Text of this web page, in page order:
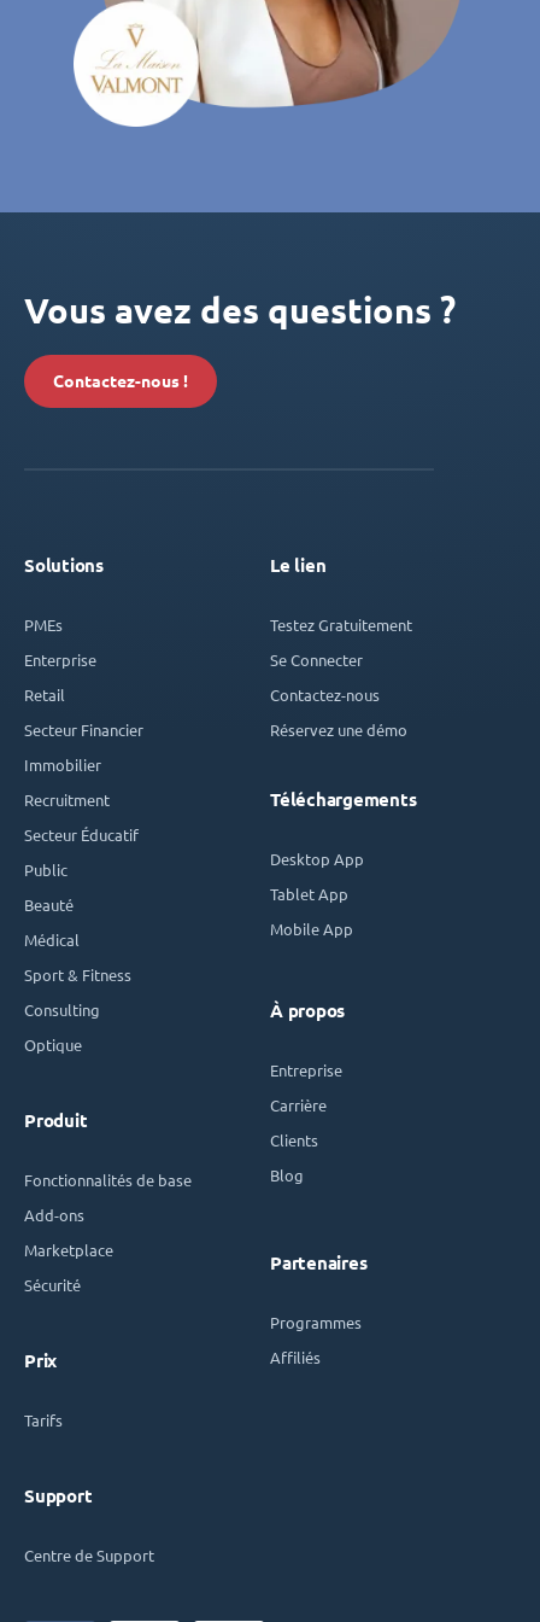
Vous avez des questions ?
Contactez-nous !
Solutions
PMEs
Enterprise
Retail
Secteur Financier
Immobilier
Recruitment
Secteur Éducatif
Public
Beauté
Médical
Sport & Fitness
Consulting
Optique
Produit
Fonctionnalités de base
Add-ons
Marketplace
Sécurité
Prix
Tarifs
Support
Centre de Support
Le lien
Testez Gratuitement
Se Connecter
Contactez-nous
Réservez une démo
Téléchargements
Desktop App
Tablet App
Mobile App
À propos
Entreprise
Carrière
Clients
Blog
Partenaires
Programmes
Affiliés